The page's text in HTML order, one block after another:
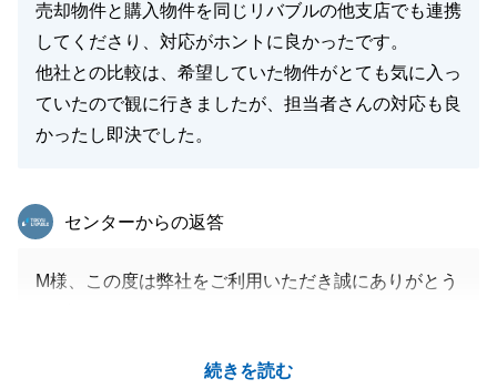
売却物件と購入物件を同じリバブルの他支店でも連携
してくださり、対応がホントに良かったです。
他社との比較は、希望していた物件がとても気に入っ
ていたので観に行きましたが、担当者さんの対応も良
かったし即決でした。
続きを読む
東急リバブル
センターからの返答
M様、この度は弊社をご利用いただき誠にありがとう
客様と私共、そしてM様との信頼関係があったからこ